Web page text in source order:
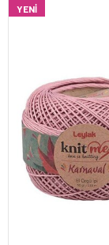
YENI